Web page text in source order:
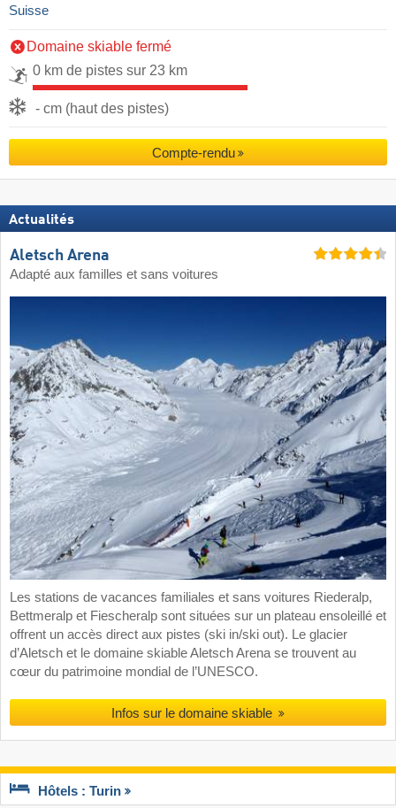
Suisse
Domaine skiable fermé
0 km de pistes sur 23 km
- cm (haut des pistes)
Compte-rendu
Actualités
Aletsch Arena
Adapté aux familles et sans voitures
Les stations de vacances familiales et sans voitures Riederalp,
Bettmeralp et Fiescheralp sont situées sur un plateau ensoleillé et
offrent un accès direct aux pistes (ski in/ski out). Le glacier
d’Aletsch et le domaine skiable Aletsch Arena se trouvent au
cœur du patrimoine mondial de l’UNESCO.
Infos sur le domaine skiable
Hôtels : Turin